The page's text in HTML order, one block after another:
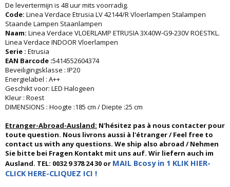
De levertermijn is 48 uur mits voorradig.
Code: Linea Verdace Etrusia LV 42144/R Vloerlampen Stalampen
Staande Lampen Staanlampen
Naam: Linea Verdace VLOERLAMP ETRUSIA 3X40W-G9-230V ROESTKL.
Linea Verdace INDOOR Vloerlampen
Serie : Etrusia
EAN Barcode :5414552604374
Beveiligingsklasse : IP20
Energielabel : A++
Geschikt voor: LED Halogeen
Kleur : Roest
DIMENSIONS : Hoogte :185 cm / Diepte :25 cm
Etranger-Abroad-Ausland: N'hésitez pas à nous contacter pour
toute question. Nous livrons aussi à l'étranger / Feel free to
contact us with any questions. We ship also abroad / Nehmen
Sie bitte bei Fragen Kontakt mit uns auf. Wir liefern auch im
Ausland. TEL: 0032 9 378 24 30 or MAIL Bcosy in 1 KLIK HIER-
CLICK HERE-CLIQUEZ ICI !